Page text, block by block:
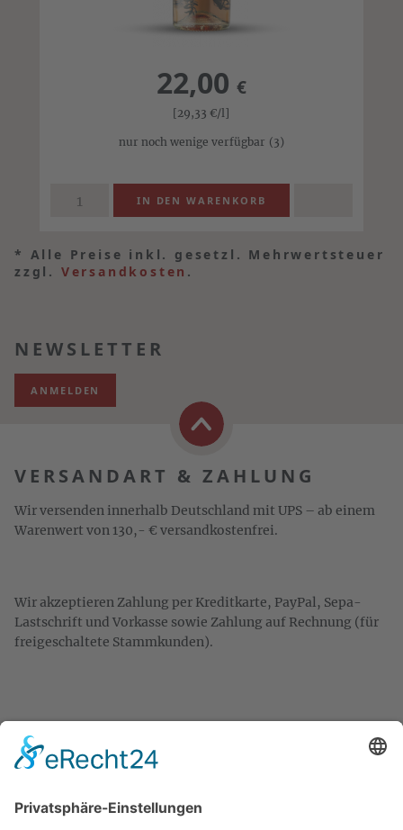
22,00 €
[29,33€/l]
nur noch wenige verfügbar (3)
* Alle Preise inkl. gesetzl. Mehrwertsteuer
zzgl. Versandkosten .
NEWSLETTER
ANMELDEN
VERSANDART & ZAHLUNG
Wir versenden innerhalb Deutschland mit UPS – ab einem
Warenwert von 130,- € versandkostenfrei.
Wir akzeptieren Zahlung per Kreditkarte, PayPal, Sepa-
Lastschrift und Vorkasse sowie Zahlung auf Rechnung (für
freigeschaltete Stammkunden).
KONTAKT
Spezialitäten aus Österreich
Daimlerstr. 21